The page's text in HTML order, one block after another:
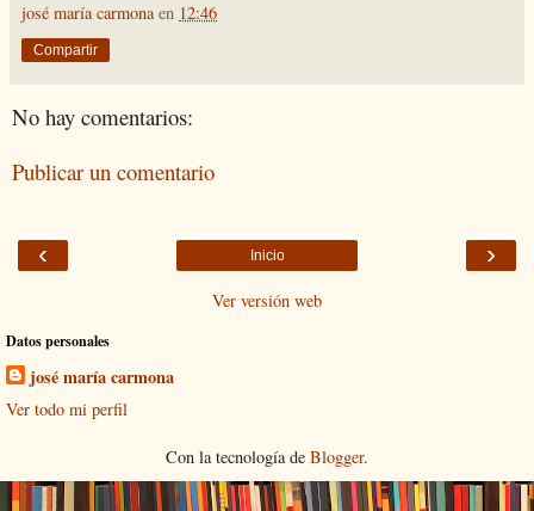
josé maría carmona en 12:46
Compartir
No hay comentarios:
Publicar un comentario
‹ ›
Inicio
Ver versión web
Datos personales
josé maría carmona
Ver todo mi perfil
Con la tecnología de Blogger.